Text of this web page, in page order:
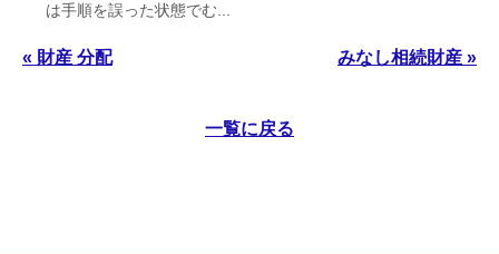
は手順を誤った状態でむ...
« 財産 分配 みなし相続財産 »
一覧に戻る